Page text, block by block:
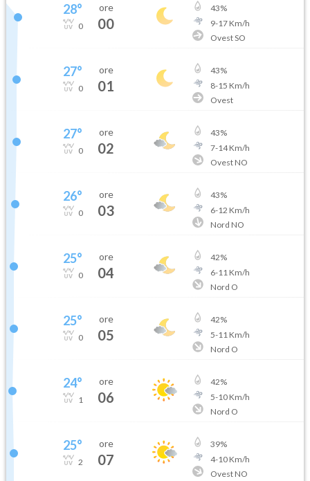
28°
0
ore
00
43%
9-17Km/h
Ovest SO
27°
0
ore
01
43%
8-15 Km/h
Ovest
27°
0
ore
02
43%
7-14Km/h
Ovest NO
26°
0
ore
03
43%
6-12 Km/h
Nord NO
25°
0
ore
04
42%
6-11 Km/h
Nord O
25°
0
ore
05
42%
5-11 Km/h
Nord O
24°
1
ore
06
42%
5-10Km/h
Nord O
25°
2
ore
07
39%
4-10Km/h
Ovest NO